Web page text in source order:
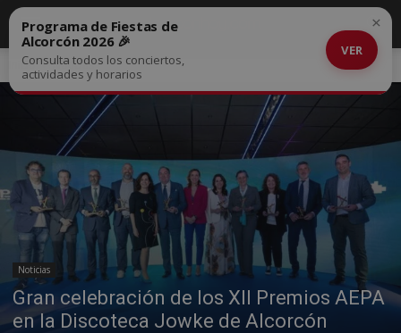
Inicio Noticias
Noticias
Gran celebración de los XII Premios AEPA
en la Discoteca Jowke de Alcorcón
Programa de Fiestas de
Alcorcón 2026 🎉
Consulta todos los conciertos,
actividades y horarios
VER
×